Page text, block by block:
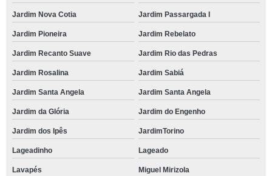
Jardim Nova Cotia Jardim Passargada I
Jardim Pioneira Jardim Rebelato
Jardim Recanto Suave Jardim Rio das Pedras
Jardim Rosalina Jardim Sabiá
Jardim Santa Angela Jardim Santa Angela
Jardim da Glória Jardim do Engenho
Jardim dos Ipês JardimTorino
Lageadinho Lageado
Lavapés Miguel Mirizola